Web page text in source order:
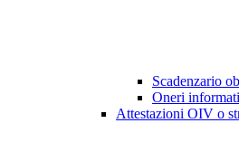
Scadenzario
Oneri
Attestazioni OIV o